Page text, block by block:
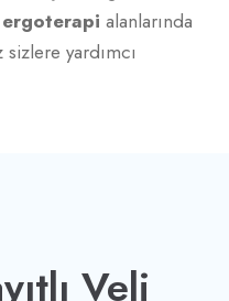
alanlarında
yardımcı
Veli